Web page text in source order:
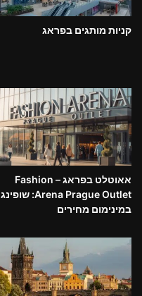
קניות מותגים בפראג
אאוטלט בפראג – Fashion
Arena Prague Outlet: שופינג
במינימום מחירים